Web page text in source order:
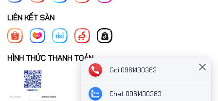
LIÊN KẾT SÀN
HÌNH THỨC THANH TOÁN
Gọi 0961430383
Chat 0961430383